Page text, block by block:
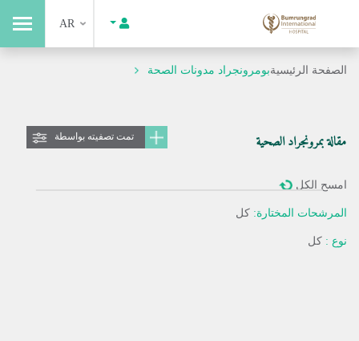
AR
الصفحة الرئيسيةبومرونجراد مدونات الصحة
مقالة بمرونجراد الصحية تمت تصفيته بواسطة
المرشحات المختارة: كل
نوع : كل
امسح الكل